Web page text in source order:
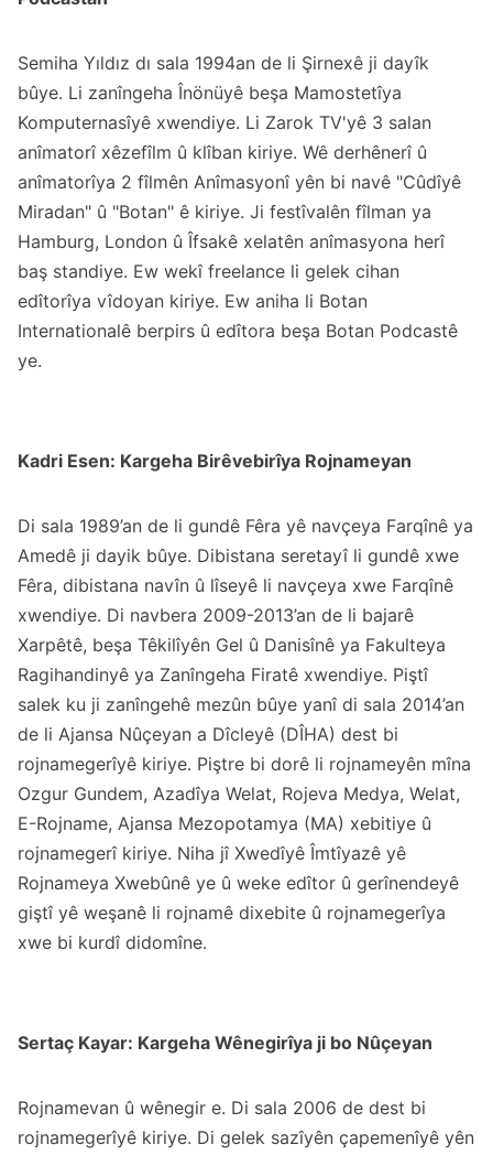
Semiha Yıldız dı sala 1994an de li Şirnexê ji dayîk
bûye. Li zanîngeha Înönüyê beşa Mamostetîya
Komputernasîyê xwendiye. Li Zarok TV'yê 3 salan
anîmatorî xêzefîlm û klîban kiriye. Wê derhênerî û
anîmatorîya 2 fîlmên Anîmasyonî yên bi navê "Cûdîyê
Miradan" û "Botan" ê kiriye. Ji festîvalên fîlman ya
Hamburg, London û Îfsakê xelatên anîmasyona herî
baş standiye. Ew wekî freelance li gelek cihan
edîtorîya vîdoyan kiriye. Ew aniha li Botan
Internationalê berpirs û edîtora beşa Botan Podcastê
ye.
Kadri Esen: Kargeha Birêvebirîya Rojnameyan
Di sala 1989’an de li gundê Fêra yê navçeya Farqînê ya
Amedê ji dayik bûye. Dibistana seretayî li gundê xwe
Fêra, dibistana navîn û lîseyê li navçeya xwe Farqînê
xwendiye. Di navbera 2009-2013’an de li bajarê
Xarpêtê, beşa Têkilîyên Gel û Danisînê ya Fakulteya
Ragihandinyê ya Zanîngeha Firatê xwendiye. Piştî
salek ku ji zanîngehê mezûn bûye yanî di sala 2014’an
de li Ajansa Nûçeyan a Dîcleyê (DÎHA) dest bi
rojnamegerîyê kiriye. Piştre bi dorê li rojnameyên mîna
Ozgur Gundem, Azadîya Welat, Rojeva Medya, Welat,
E-Rojname, Ajansa Mezopotamya (MA) xebitiye û
rojnamegerî kiriye. Niha jî Xwedîyê Îmtîyazê yê
Rojnameya Xwebûnê ye û weke edîtor û gerînendeyê
giştî yê weşanê li rojnamê dixebite û rojnamegerîya
xwe bi kurdî didomîne.
Sertaç Kayar: Kargeha Wênegirîya ji bo Nûçeyan
Rojnamevan û wênegir e. Di sala 2006 de dest bi
rojnamegerîyê kiriye. Di gelek sazîyên çapemenîyê yên